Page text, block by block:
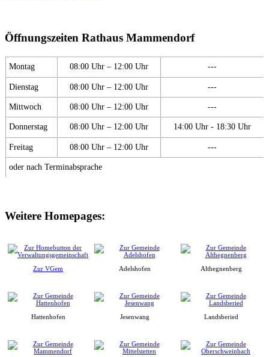
Öffnungszeiten Rathaus Mammendorf
Montag 08:00 Uhr – 12:00 Uhr ---
Dienstag 08:00 Uhr – 12:00 Uhr ---
Mittwoch 08:00 Uhr – 12:00 Uhr ---
Donnerstag 08:00 Uhr – 12:00 Uhr 14:00 Uhr - 18:30 Uhr
Freitag 08:00 Uhr – 12:00 Uhr ---
oder nach Terminabsprache
Weitere Homepages:
Zur VGem Adelshofen Althegnenberg
Hattenhofen Jesenwang Landsberied